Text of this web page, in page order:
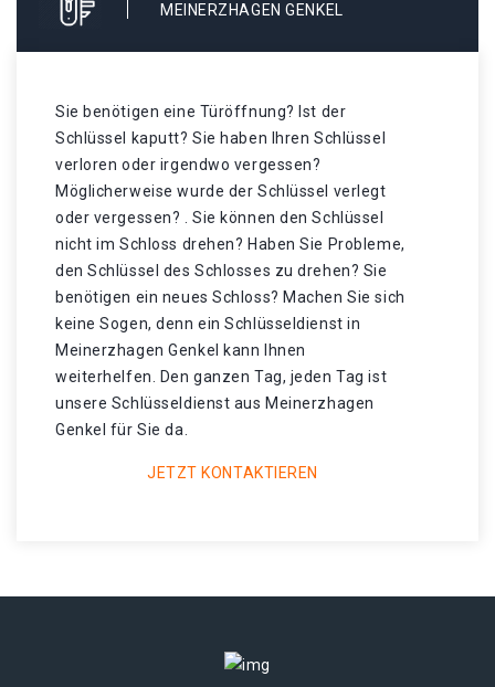
EINERZHAGEN GENKEL
Sie benötigen eine Türöffnung? Ist der
Schlüssel kaputt? Sie haben Ihren Schlüssel
verloren oder irgendwo vergessen?
Möglicherweise wurde der Schlüssel verlegt
oder vergessen? . Sie können den Schlüssel
nicht im Schloss drehen? Haben Sie Probleme,
den Schlüssel des Schlosses zu drehen? Sie
benötigen ein neues Schloss? Machen Sie sich
keine Sogen, denn ein Schlüsseldienst in
Meinerzhagen Genkel kann Ihnen
weiterhelfen. Den ganzen Tag, jeden Tag ist
unsere Schlüsseldienst aus Meinerzhagen
Genkel für Sie da.
JETZT KONTAKTIEREN